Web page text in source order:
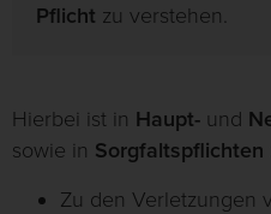
Pflicht zu verstehen.
Hierbei ist in Haupt- und
sowie in Sorgfaltspflichten
Zu den Verletzungen